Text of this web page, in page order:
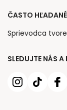
SLEDUJTE NÁS
ČASTO
Sprievodca